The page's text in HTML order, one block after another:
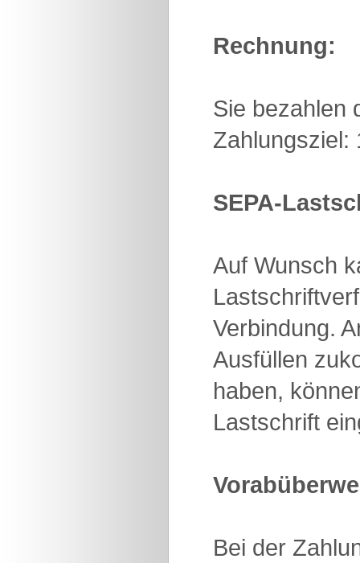
Rechnung:
Sie bezahlen
Zahlungsziel:
SEPA-
Auf Wunsch
Verbindung.
Ausfüllen
haben,
Lastschrift
Bei der